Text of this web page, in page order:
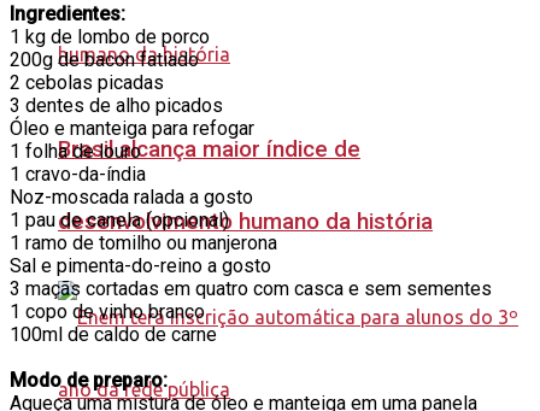
Brasil alcança maior índice de
desenvolvimento humano da história
Ingredientes:
1 kg de lombo de porco
200g de bacon fatiado
2 cebolas picadas
3 dentes de alho picados
Óleo e manteiga para refogar
1 folha de louro
1 cravo-da-índia
Noz-moscada ralada a gosto
1 pau de canela (opcional)
1 ramo de tomilho ou manjerona
Sal e pimenta-do-reino a gosto
3 maçãs cortadas em quatro com casca e sem sementes
1 copo de vinho branco
100ml de caldo de carne
Modo de preparo:
Aqueça uma mistura de óleo e manteiga em uma panela